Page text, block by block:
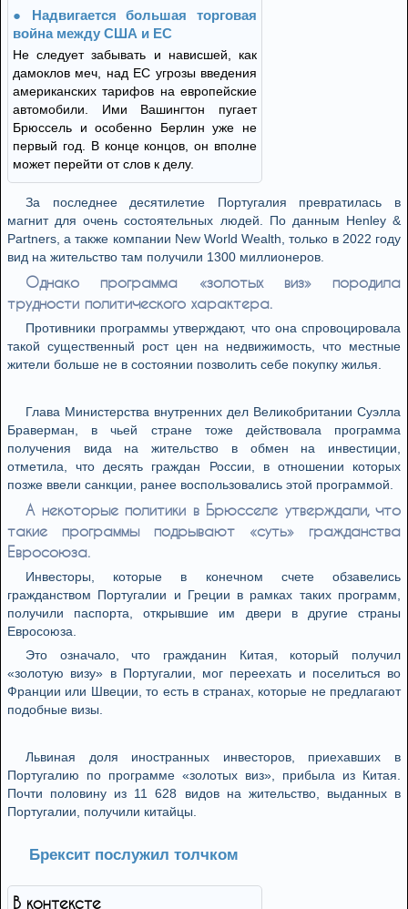
Надвигается большая торговая
война между США и ЕС
Не следует забывать и нависшей, как
дамоклов меч, над ЕС угрозы введения
американских тарифов на европейские
автомобили. Ими Вашингтон пугает
Брюссель и особенно Берлин уже не
первый год. В конце концов, он вполне
может перейти от слов к делу.
За последнее десятилетие Португалия превратилась в
магнит для очень состоятельных людей. По данным Henley &
Partners, а также компании New World Wealth, только в 2022 году
вид на жительство там получили 1300 миллионеров.
Однако программа «золотых виз» породила
трудности политического характера.
Противники программы утверждают, что она спровоцировала
такой существенный рост цен на недвижимость, что местные
жители больше не в состоянии позволить себе покупку жилья.
Глава Министерства внутренних дел Великобритании Суэлла
Браверман, в чьей стране тоже действовала программа
получения вида на жительство в обмен на инвестиции,
отметила, что десять граждан России, в отношении которых
позже ввели санкции, ранее воспользовались этой программой.
А некоторые политики в Брюсселе утверждали, что
такие программы подрывают «суть» гражданства
Евросоюза.
Инвесторы, которые в конечном счете обзавелись
гражданством Португалии и Греции в рамках таких программ,
получили паспорта, открывшие им двери в другие страны
Евросоюза.
Это означало, что гражданин Китая, который получил
«золотую визу» в Португалии, мог переехать и поселиться во
Франции или Швеции, то есть в странах, которые не предлагают
подобные визы.
Львиная доля иностранных инвесторов, приехавших в
Португалию по программе «золотых виз», прибыла из Китая.
Почти половину из 11 628 видов на жительство, выданных в
Португалии, получили китайцы.
Брексит послужил толчком
В контексте